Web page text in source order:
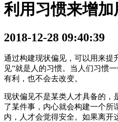
利用习惯来增加
2018-12-28 09:40:39
通过构建现状偏见，可以用来提
见”就是人的习惯。当人们习惯
有利，也不会去改变。
现状偏见不是某类人才具备的，
了某件事，内心就会构建一个所
内，人才会觉得安全。如果离开